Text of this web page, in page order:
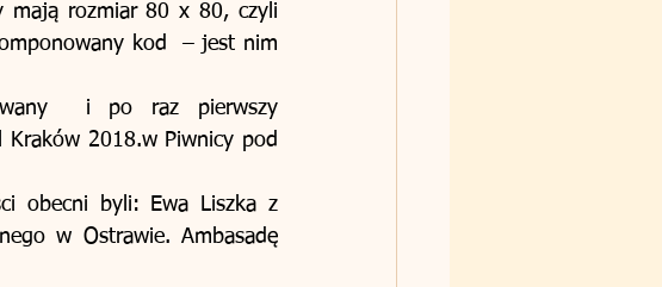
mają rozmiar 80 x 80, czyli
kod  – jest nim
i po raz pierwszy
Kraków 2018.w Piwnicy pod
obecni byli: Ewa Liszka z
w Ostrawie. Ambasadę